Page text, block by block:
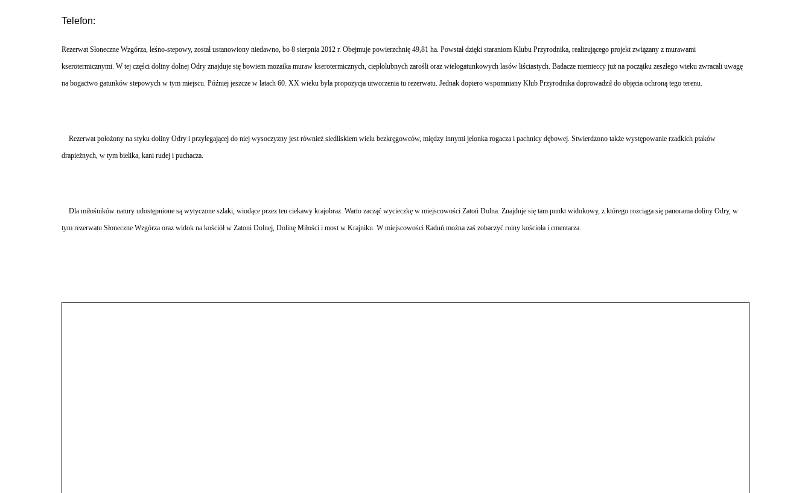
Telefon:
Rezerwat Słoneczne Wzgórza, leśno-stepowy, został ustanowiony niedawno, bo 8 sierpnia 2012 r. Obejmuje powierzchnię 49,81 ha. Powstał dzięki staraniom Klubu Przyrodnika, realizującego projekt związany z murawami
kserotermicznymi. W tej części doliny dolnej Odry znajduje się bowiem mozaika muraw kserotermicznych, ciepłolubnych zarośli oraz wielogatunkowych lasów liściastych. Badacze niemieccy już na początku zeszłego wieku zwracali uwagę
na bogactwo gatunków stepowych w tym miejscu. Później jeszcze w latach 60. XX wieku była propozycja utworzenia tu rezerwatu. Jednak dopiero wspomniany Klub Przyrodnika doprowadził do objęcia ochroną tego terenu.
Rezerwat położony na styku doliny Odry i przylegającej do niej wysoczyzny jest również siedliskiem wielu bezkręgowców, między innymi jelonka rogacza i pachnicy dębowej. Stwierdzono także występowanie rzadkich ptaków
drapieżnych, w tym bielika, kani rudej i puchacza.
Dla miłośników natury udostępnione są wytyczone szlaki, wiodące przez ten ciekawy krajobraz. Warto zacząć wycieczkę w miejscowości Zatoń Dolna. Znajduje się tam punkt widokowy, z którego rozciąga się panorama doliny Odry, w
tym rezerwatu Słoneczne Wzgórza oraz widok na kościół w Zatoni Dolnej, Dolinę Miłości i most w Krajniku. W miejscowości Raduń można zaś zobaczyć ruiny kościoła i cmentarza.